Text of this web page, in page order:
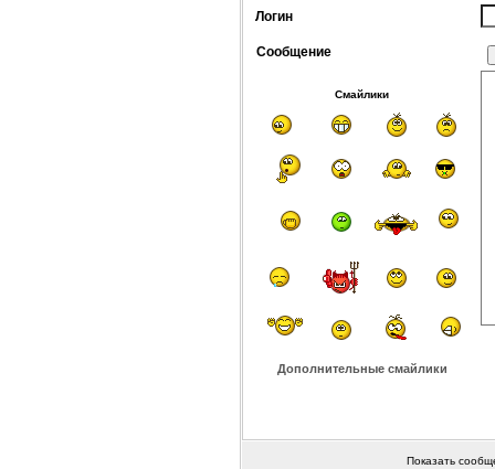
Логин
Сообщение
Смайлики
Дополнительные смайлики
Показать